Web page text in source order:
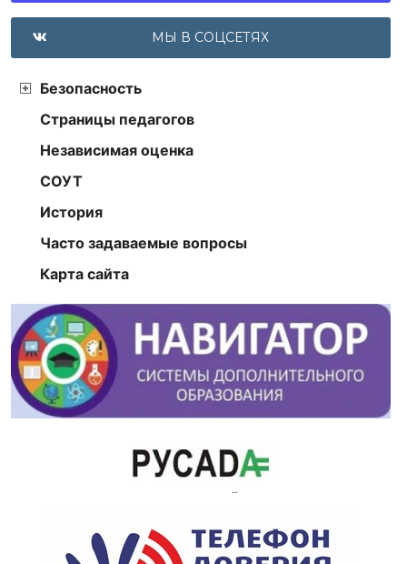
МЫ В СОЦСЕТЯХ
Безопасность
Страницы педагогов
Независимая оценка
СОУТ
История
Часто задаваемые вопросы
Карта сайта